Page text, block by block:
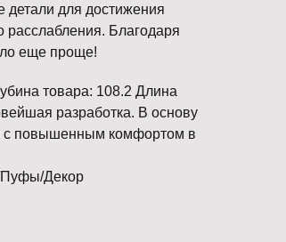
детали для достижения
расслабления. Благодаря
еще проще!
товара: 108.2 Длина
разработка. В основу
с повышенным комфортом в
Пуфы/Декор